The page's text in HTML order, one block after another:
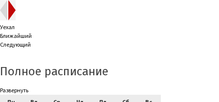
Уехал
Ближайший
Следующий
Полное расписание
Развернуть